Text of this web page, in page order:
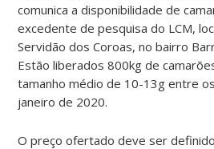
comunica a disponibilidade de
excedente de pesquisa do LCM,
Servidão dos Coroas, no bairro
Estão liberados 800kg de
tamanho médio de 10-13g entre
janeiro de 2020.
O preço ofertado deve ser